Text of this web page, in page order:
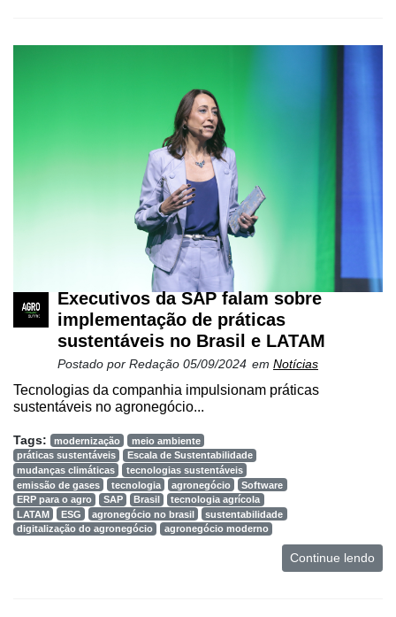
Executivos da SAP falam sobre
implementação de práticas
sustentáveis no Brasil e LATAM
Postado por Redação 05/09/2024 em Notícias
Tecnologias da companhia impulsionam práticas
sustentáveis no agronegócio...
Tags: modernização
meio ambiente
práticas sustentáveis
Escala de Sustentabilidade
mudanças climáticas
tecnologias sustentáveis
emissão de gases
tecnologia agronegócio
Software
ERP para o agro
SAP Brasil
tecnologia agrícola
LATAM
ESG agronegócio no brasil
sustentabilidade
digitalização do agronegócio
agronegócio moderno
Continue lendo